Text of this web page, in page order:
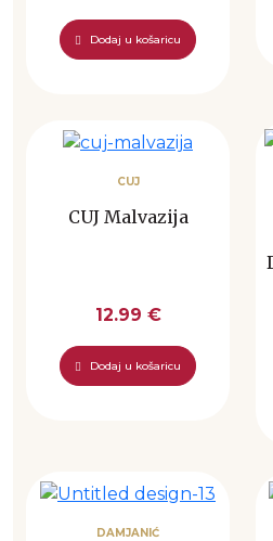
Dodaj u košaricu
CUJ
CUJ Malvazija
12.99 €
Dodaj u košaricu
DAMJANIĆ